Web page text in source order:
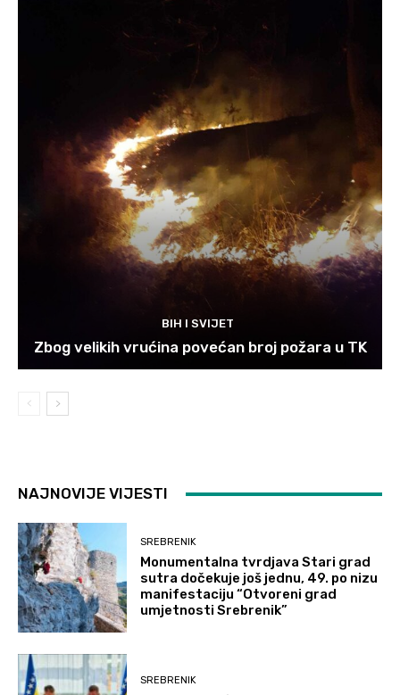
BIH I SVIJET
Zbog velikih vrućina povećan broj požara u TK
NAJNOVIJE VIJESTI
SREBRENIK
Monumentalna tvrdjava Stari grad
sutra dočekuje još jednu, 49. po nizu
manifestaciju “Otvoreni grad
umjetnosti Srebrenik”
SREBRENIK